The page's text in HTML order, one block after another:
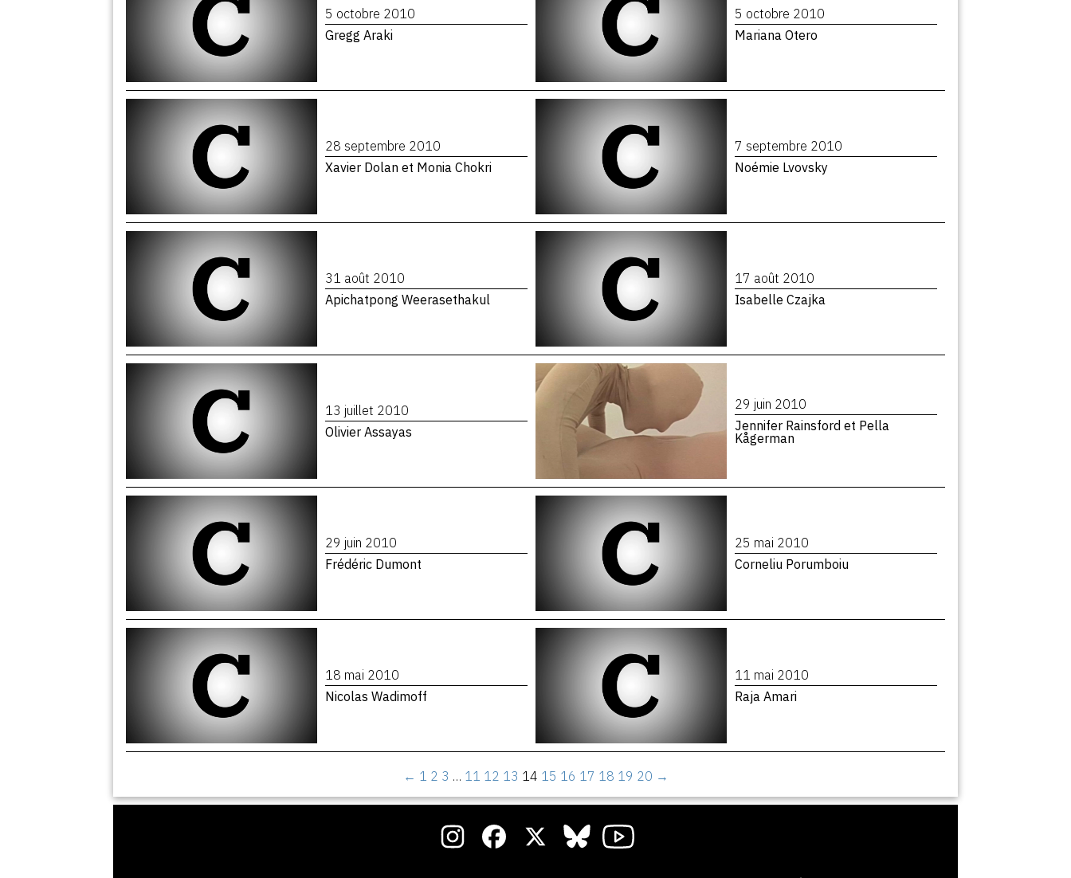
5 octobre 2010
Gregg Araki
5 octobre 2010
Mariana Otero
28 septembre 2010
Xavier Dolan et Monia Chokri
7 septembre 2010
Noémie Lvovsky
31 août 2010
Apichatpong Weerasethakul
17 août 2010
Isabelle Czajka
13 juillet 2010
Olivier Assayas
29 juin 2010
Jennifer Rainsford et Pella
Kågerman
29 juin 2010
Frédéric Dumont
25 mai 2010
Corneliu Porumboiu
18 mai 2010
Nicolas Wadimoff
11 mai 2010
Raja Amari
← 1 2 3 … 11 12 13 14 15 16 17 18 19 20 →